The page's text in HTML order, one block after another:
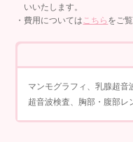
いいたします。
・費用についてはこちら をご
マンモグラフィ、乳腺超
超音波検査、胸部・腹部レ